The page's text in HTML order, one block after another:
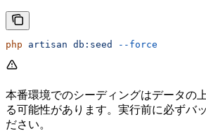
php artisan db:seed --force
本番環境でのシーディングはデータの
る可能性があります。実行前に必ずバ
ださい。